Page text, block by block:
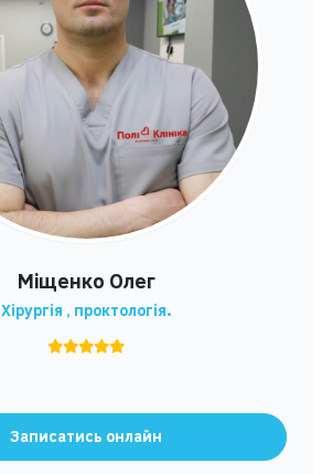
Міщенко Олег
Хірургія , проктологія.
Записатись онлайн